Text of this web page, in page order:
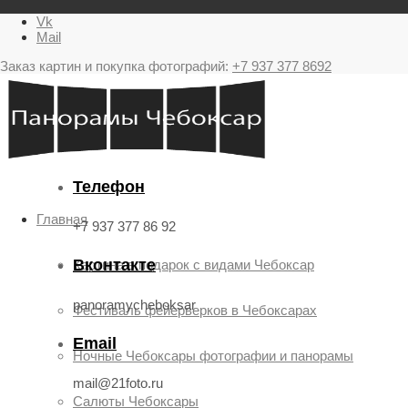
Vk
Mail
Заказ картин и покупка фотографий: +7 937 377 8692
Главная
Картина в подарок с видами Чебоксар
Фестиваль фейерверков в Чебоксарах
Ночные Чебоксары фотографии и панорамы
Салюты Чебоксары
Телефон
+7 937 377 86 92
Вконтакте
panoramycheboksar
Email
mail@21foto.ru